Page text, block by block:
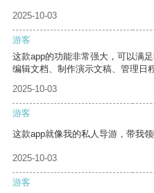
2025-10-03
游客
这款app的功能非常强大，可以满
编辑文档、制作演示文稿、管理日
2025-10-03
游客
这款app就像我的私人导游，带我领
2025-10-03
游客